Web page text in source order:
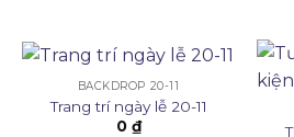
BACKDROP 20-11
Trang trí ngày lễ 20-11
0 ₫